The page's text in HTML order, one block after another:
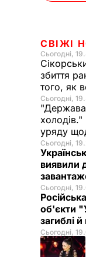
СВІЖІ
Сьогодні,
збиття
того, як
Сьогодні,
уряду
Сьогодні,
виявили
Сьогодні,
об'єкти
загиблі
Сьогодні,